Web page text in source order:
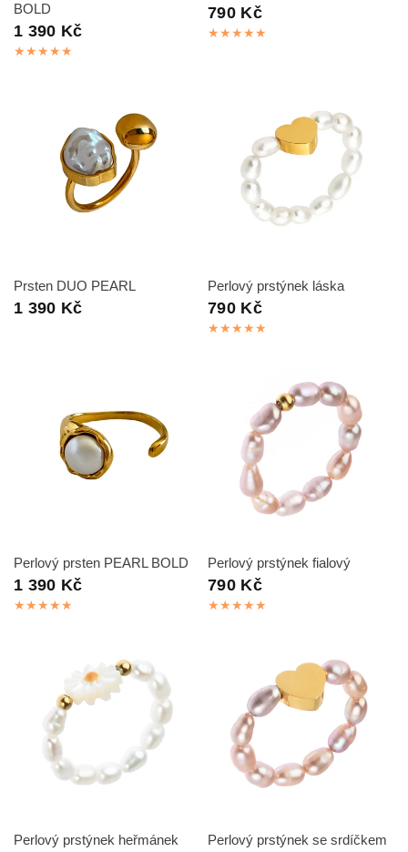
BOLD
1 390 Kč
790 Kč
RYCHLÝ NÁHLED
Prsten DUO PEARL
1 390 Kč
RYCHLÝ NÁHLED
Perlový prstýnek láska
790 Kč
RYCHLÝ NÁHLED
Perlový prsten PEARL BOLD
1 390 Kč
RYCHLÝ NÁHLED
Perlový prstýnek fialový
790 Kč
RYCHLÝ NÁHLED
Perlový prstýnek heřmánek RYCHLÝ NÁHLED
Perlový prstýnek se srdíčkem